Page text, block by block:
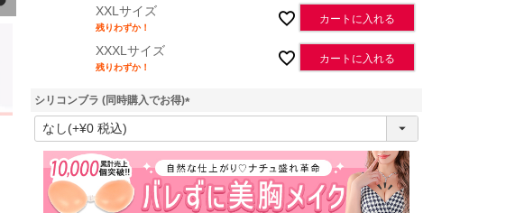
XXLサイズ
残りわずか！
カートに入れる
XXXLサイズ
残りわずか！
カートに入れる
シリコンブラ (同時購入でお得)
(
須
)